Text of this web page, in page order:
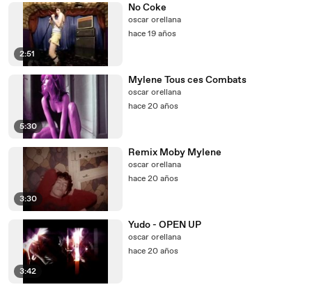
2:51
No Coke
oscar orellana
hace 19 años
5:30
Mylene Tous ces Combats
oscar orellana
hace 20 años
3:30
Remix Moby Mylene
oscar orellana
hace 20 años
3:42
Yudo - OPEN UP
oscar orellana
hace 20 años